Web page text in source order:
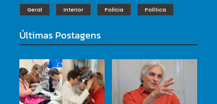
Geral Interior Polícia Política
Últimas Postagens